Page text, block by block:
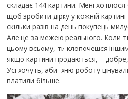
складає 144 картини. Мені
щоб зробити дірку у кожній картині
скільки разів на день покупець
Але це за межею реального. Коли
цьому всьому, ти клопочешся
якщо картини продаються, –
Усі хочуть, аби їхню роботу
платили більше.